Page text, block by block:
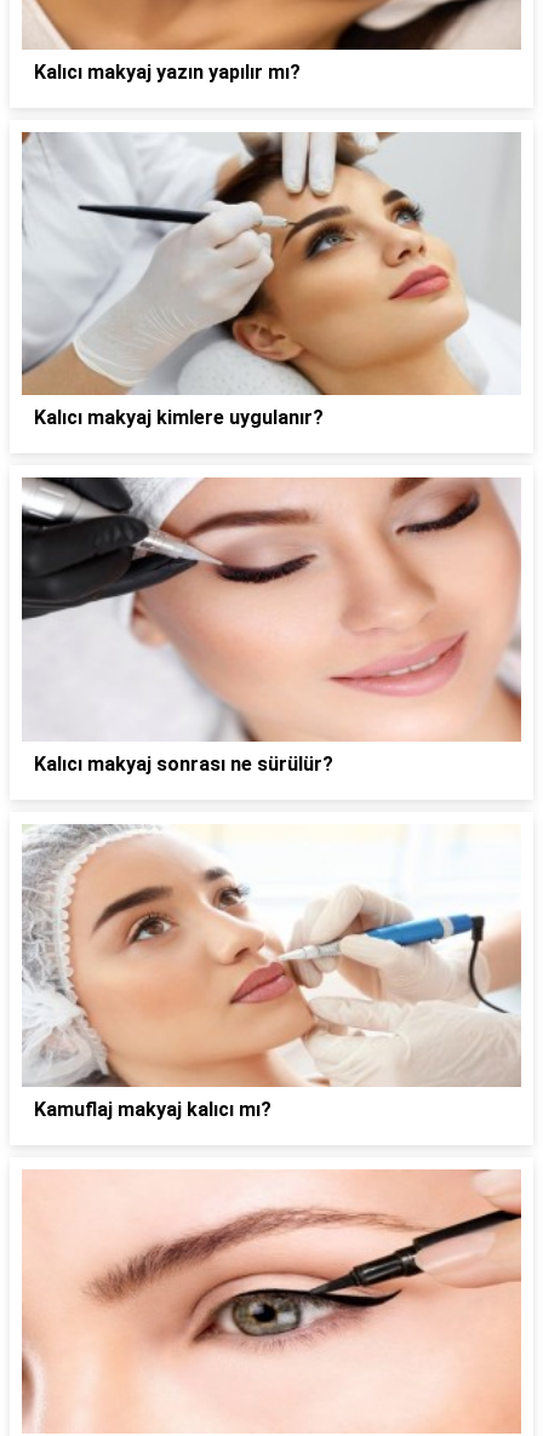
Kalıcı makyaj yazın yapılır mı?
Kalıcı makyaj kimlere uygulanır?
Kalıcı makyaj sonrası ne sürülür?
Kamuflaj makyaj kalıcı mı?